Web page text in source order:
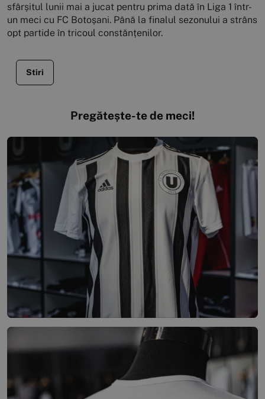
sfârșitul lunii mai a jucat pentru prima dată în Liga 1 într-
un meci cu FC Botoșani. Până la finalul sezonului a strâns
opt partide în tricoul constănțenilor.
Stiri
Pregătește-te de meci!